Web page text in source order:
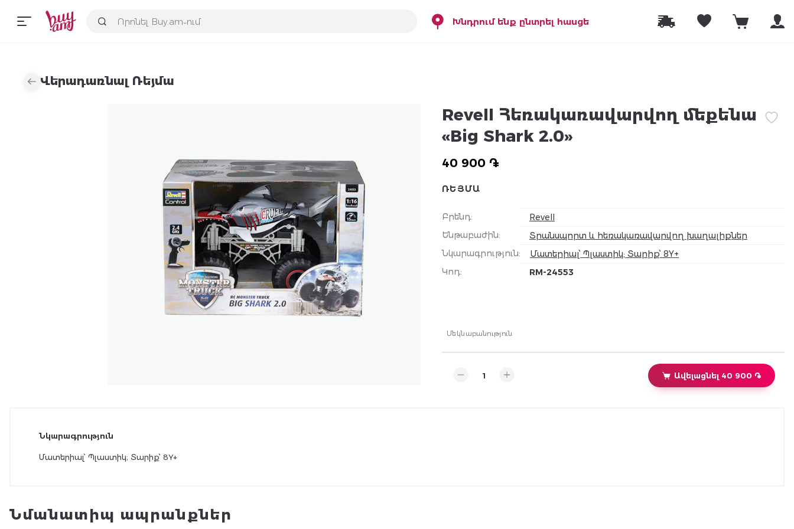
Խնդրում ենք ընտրել հասցե
Վերադառնալ Ռեյմա
Revell Հեռակառավարվող մեքենա
«Big Shark 2.0»
40 900 ֏
ՌԵՅՄԱ
Բրենդ:
Revell
Ենթաբաժին:
Տրանսպորտ և հեռակառավարվող խաղալիքներ
Նկարագրություն:
Մատերիալ՝ Պլաստիկ; Տարիք՝ 8Y+
Կոդ: RM-24553
Մեկնաբանություն
Ավելացնել 40 900 ֏
Նկարագրություն
Մատերիալ՝ Պլաստիկ; Տարիք՝ 8Y+
Նմանատիպ ապրանքներ